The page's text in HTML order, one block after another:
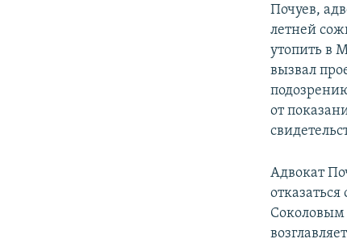
Почуев,
летней
утопить в
вызвал
от
Адвокат
Соколовым